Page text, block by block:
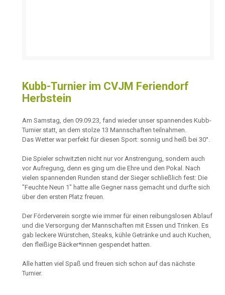
Kubb-Turnier im CVJM Feriendorf
Herbstein
Am Samstag, den 09.09.23, fand wieder unser spannendes Kubb-
Turnier statt, an dem stolze 13 Mannschaften teilnahmen.
Das Wetter war perfekt für diesen Sport: sonnig und heiß bei 30°.
Die Spieler schwitzten nicht nur vor Anstrengung, sondern auch
vor Aufregung, denn es ging um die Ehre und den Pokal. Nach
vielen spannenden Runden stand der Sieger schließlich fest: Die
"Feuchte Neun 1" hatte alle Gegner nass gemacht und durfte sich
über den ersten Platz freuen.
Der Förderverein sorgte wie immer für einen reibungslosen Ablauf
und die Versorgung der Mannschaften mit Essen und Trinken. Es
gab leckere Würstchen, Steaks, kühle Getränke und auch Kuchen,
den fleißige Bäcker*innen gespendet hatten.
Alle hatten viel Spaß und freuen sich schon auf das nächste
Turnier.